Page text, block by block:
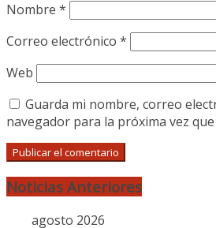
Nombre *
Correo electrónico *
Web
Guarda mi nombre, correo
navegador para la próxima vez
Noticias Anteriores
agosto 2026